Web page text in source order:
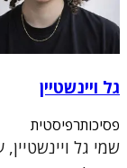
גל ויינשטיין
פסיכותרפיסטית